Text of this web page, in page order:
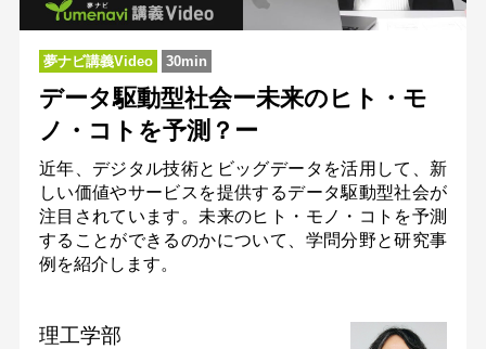
夢ナビ講義Video 30min
データ駆動型社会ー未来のヒト・モ
ノ・コトを予測？ー
近年、デジタル技術とビッグデータを活用して、新
しい価値やサービスを提供するデータ駆動型社会が
注目されています。未来のヒト・モノ・コトを予測
することができるのかについて、学問分野と研究事
例を紹介します。
理工学部